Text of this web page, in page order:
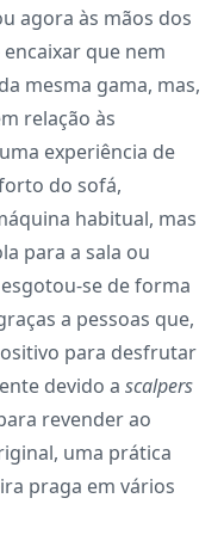
agora às mãos dos
que nem
mesma gama, mas,
relação às
experiência de
do sofá,
habitual, mas
para a sala ou
se de forma
a pessoas que,
para desfrutar
devido a scalpers
revender ao
uma prática
praga em vários